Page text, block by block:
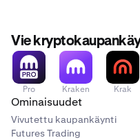
Vie
Pro Kraken Krak
Ominaisuudet
Vivutettu kaupankäynti
Futures Trading